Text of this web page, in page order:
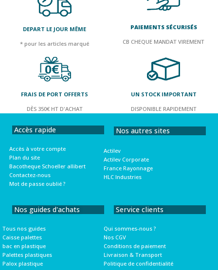
DEPART LE JOUR MÊME
* pour les articles marqué
PAIEMENTS SÉCURISÉS
CB CHEQUE MANDAT VIREMENT
FRAIS DE PORT OFFERTS
DÈS 350€ HT D'ACHAT
UN STOCK IMPORTANT
DISPONIBLE RAPIDEMENT
Accès rapide
Accès à votre compte
Plan du site
Bacotheque Schoeller allibert
Contactez-nous
Mot de passe oublié ?
Nos autres sites
Actilev
Actilev Corporate
France Rayonnage
HLC Industries
Nos guides d'achats
Tous nos guides
Caisse palettes
bac en plastique
Palettes plastiques
Palox plastique
Service clients
Qui sommes-nous ?
Nos CGV
Conditions de paiement
Livraison & Transport
Politique de confidentialité